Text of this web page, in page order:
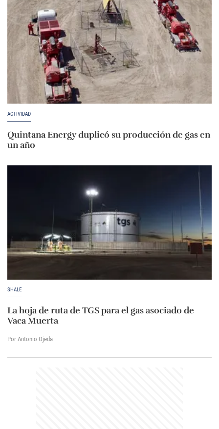
ACTIVIDAD
Quintana Energy duplicó su producción de gas en
un año
SHALE
La hoja de ruta de TGS para el gas asociado de
Vaca Muerta
Por Antonio Ojeda